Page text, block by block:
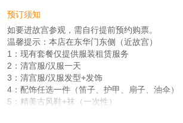
预订须知
如要进故宫参观，需自行提前预约购票。
温馨提示：本店在东华门东侧（近故宫）
1：现有套餐仅提供服装租赁服务
2：清宫服/汉服一天
3：清宫服/汉服发型+发饰
4：配饰任选一件（笛子、护甲、扇子、油伞）
5：精美古风鞋+袜（一次性）